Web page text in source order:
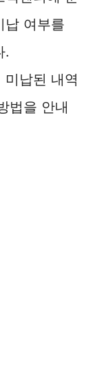
납 여부를
.
미납된 내역
법을 안내